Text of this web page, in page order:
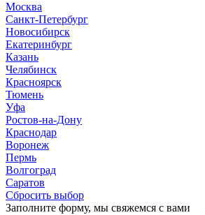
Москва
Санкт-Петербург
Новосибирск
Екатеринбург
Казань
Челябинск
Красноярск
Тюмень
Уфа
Ростов-на-Дону
Краснодар
Воронеж
Пермь
Волгоград
Саратов
Сбросить выбор
Заполните форму, мы свяжемся с вами